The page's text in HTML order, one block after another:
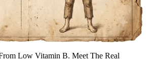
Low Vitamin B. Meet The Real